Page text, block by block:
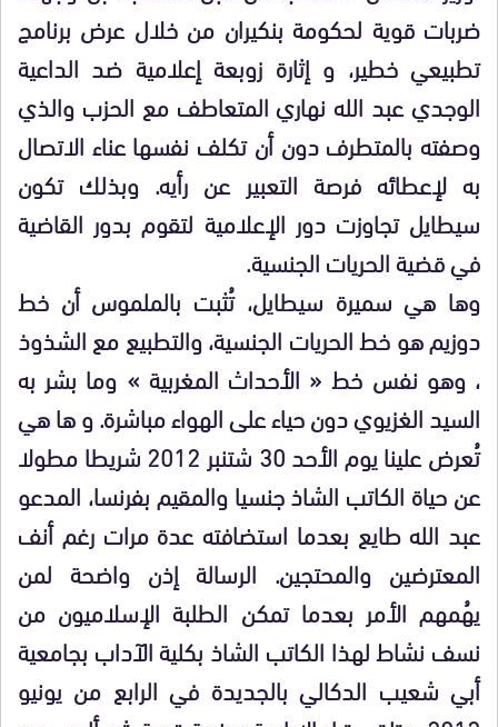
ضربات قوية لحكومة بنكيران من خلال عرض برنامج
تطبيعي خطير، و إثارة زوبعة إعلامية ضد الداعية
الوجدي عبد الله نهاري المتعاطف مع الحزب والذي
وصفته بالمتطرف دون أن تكلف نفسها عناء الاتصال
به لإعطائه فرصة التعبير عن رأيه. وبذلك تكون
سيطايل تجاوزت دور الإعلامية لتقوم بدور القاضية
في قضية الحريات الجنسية.
وها هي سميرة سيطايل، تُثبت بالملموس أن خط
دوزيم هو خط الحريات الجنسية، والتطبيع مع الشذوذ
، وهو نفس خط « الأحداث المغربية » وما بشر به
السيد الغزيوي دون حياء على الهواء مباشرة. و ها هي
تُعرض علينا يوم الأحد 30 شتنبر 2012 شريطا مطولا
عن حياة الكاتب الشاذ جنسيا والمقيم بفرنسا، المدعو
عبد الله طايع بعدما استضافته عدة مرات رغم أنف
المعترضين والمحتجين. الرسالة إذن واضحة لمن
يهُمهم الأمر بعدما تمكن الطلبة الإسلاميون من
نسف نشاط لهذا الكاتب الشاذ بكلية الآداب بجامعية
أبي شعيب الدكالي بالجديدة في الرابع من يونيو